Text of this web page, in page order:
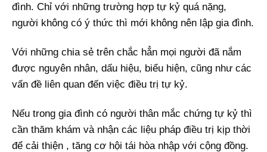
đình. Chỉ với những trường hợp tự kỷ quá nặng,
người không có ý thức thì mới không nên lập gia đình.
Với những chia sẻ trên chắc hẳn mọi người đã nắm
được nguyên nhân, dấu hiệu, biểu hiện, cũng như các
vấn đề liên quan đến việc điều trị tự kỷ.
Nếu trong gia đình có người thân mắc chứng tự kỷ thì
cần thăm khám và nhận các liệu pháp điều trị kịp thời
để cải thiện , tăng cơ hội tái hòa nhập với cộng đồng.